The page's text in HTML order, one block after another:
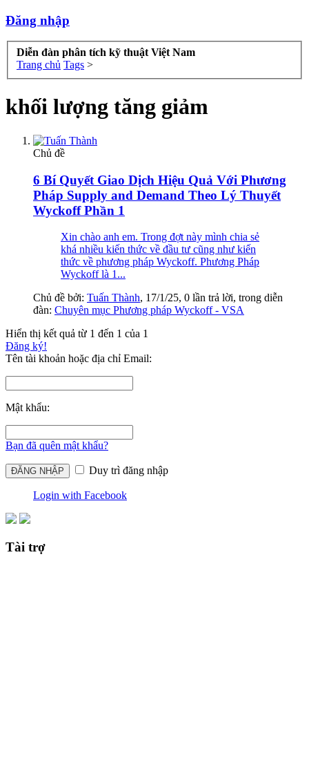
Đăng nhập
Diễn đàn phân tích kỹ thuật Việt Nam
Trang chủ Tags >
khối lượng tăng giảm
Chủ đề
6 Bí Quyết Giao Dịch Hiệu Quả Với Phương
Pháp Supply and Demand Theo Lý Thuyết
Wyckoff Phần 1
Xin chào anh em. Trong đợt này mình chia sẻ
khá nhiều kiến thức về đầu tư cũng như kiến
thức về phương pháp Wyckoff. Phương Pháp
Wyckoff là 1...
Chủ đề bởi: Tuấn Thành, 17/1/25, 0 lần trả lời, trong diễn
đàn: Chuyên mục Phương pháp Wyckoff - VSA
Hiển thị kết quả từ 1 đến 1 của 1
Đăng ký!
Tên tài khoản hoặc địa chỉ Email:
Mật khẩu:
Bạn đã quên mật khẩu?
Duy trì đăng nhập
Login with Facebook
Tài trợ